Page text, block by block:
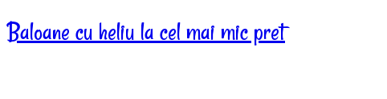
Baloane cu heliu la cel mai mic pret